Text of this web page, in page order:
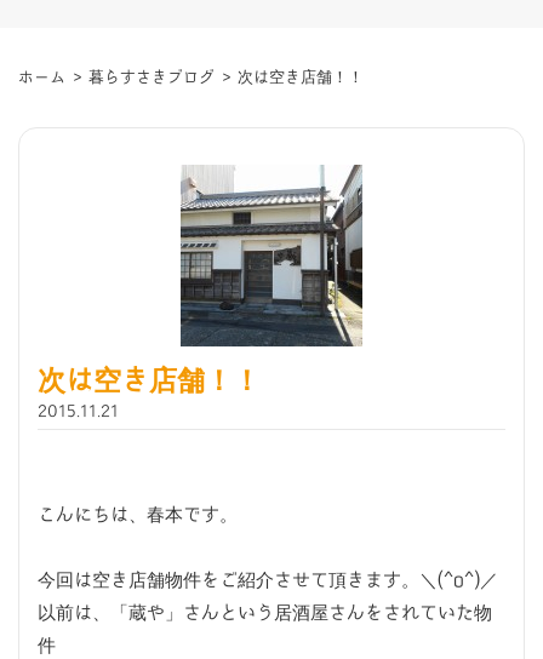
ホーム > 暮らすさきブログ > 次は空き店舗！！
次は空き店舗！！
2015.11.21
こんにちは、春本です。
今回は空き店舗物件をご紹介させて頂きます。＼(^o^)／
以前は、「蔵や」さんという居酒屋さんをされていた物
件